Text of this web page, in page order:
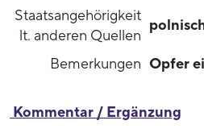
Staatsangehörigkeit
lt. anderen Quellen
Bemerkungen Opfer
Kommentar / Ergänzung